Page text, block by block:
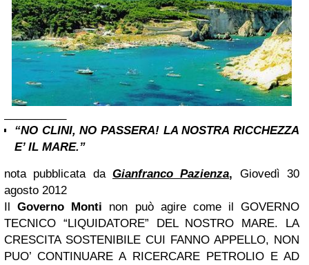
“NO CLINI, NO PASSERA! LA NOSTRA RICCHEZZA
E’ IL MARE.”
nota pubblicata da Gianfranco Pazienza, Giovedì 30
agosto 2012
IlGoverno Monti non può agire come il GOVERNO
TECNICO “LIQUIDATORE” DEL NOSTRO MARE. LA
CRESCITA SOSTENIBILE CUI FANNO APPELLO, NON
PUO’ CONTINUARE A RICERCARE PETROLIO E AD